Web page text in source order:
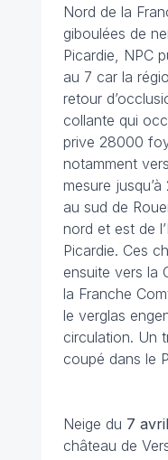
Nord de la
giboulées de
Picardie, NPC
au 7 car la
retour
collante qui
prive 28000
notamment
mesure
au sud de
nord et est de
Picardie. Ces
ensuite vers la
la Franche
le verglas
circulation. Un
coupé dans le
Neige du 7
château de